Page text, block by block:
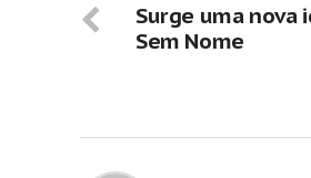
Surge uma nova
Sem Nome